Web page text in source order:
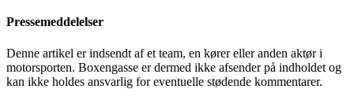
Pressemeddelelser
Denne artikel er indsendt af et team, en kører eller anden aktør i
motorsporten. Boxengasse er dermed ikke afsender på indholdet og
kan ikke holdes ansvarlig for eventuelle stødende kommentarer.